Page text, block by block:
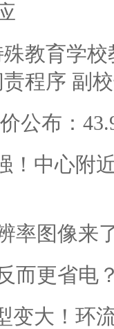
教育学
程序 副
公布：
！中心附
率图像来
而更省电
变大！环